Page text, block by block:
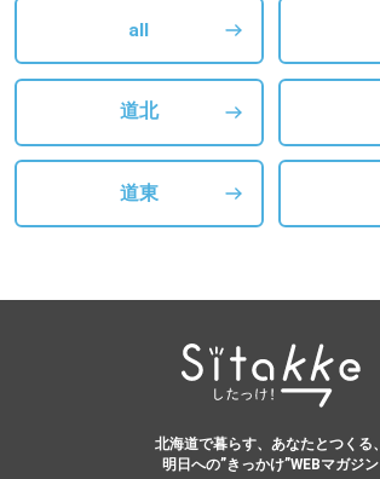
all
道北
道東
北海道で暮らす、あなたとつくる、
明日への”きっかけ”WEBマガジン